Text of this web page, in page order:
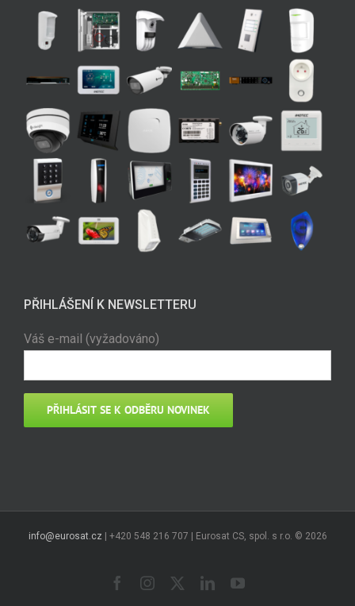
PŘIHLÁŠENÍ K NEWSLETTERU
Váš e-mail (vyžadováno)
info@eurosat.cz | +420 548 216 707 | Eurosat CS, spol. s r.o. © 2026
FacebookInstagram LinkedInYouTube